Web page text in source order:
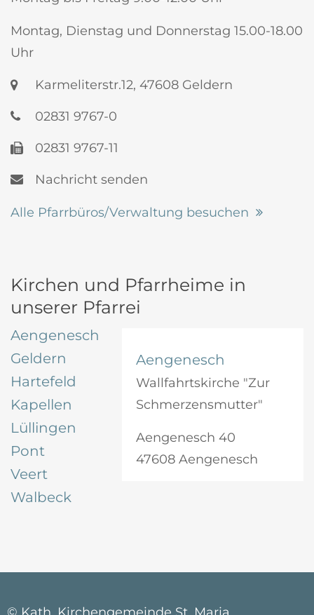
Montag, Dienstag und Donnerstag 15.00-18.00
Uhr
Karmeliterstr.12, 47608 Geldern
02831 9767-0
02831 9767-11
Nachricht senden
Alle Pfarrbüros/Verwaltung besuchen
Kirchen und Pfarrheime in
unserer Pfarrei
Aengenesch
Geldern
Hartefeld
Kapellen
Lüllingen
Pont
Veert
Walbeck
Aengenesch
Wallfahrtskirche "Zur
Schmerzensmutter"
Aengenesch 40
47608 Aengenesch